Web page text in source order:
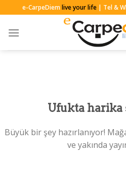
to
content
e-CarpeDiemlive your life| Tel &
Ufukta harika
Büyük bir şey hazırlanıyor!
ve yakında